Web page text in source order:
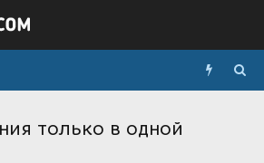
только в одной